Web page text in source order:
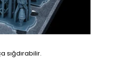
sığdırabilir.